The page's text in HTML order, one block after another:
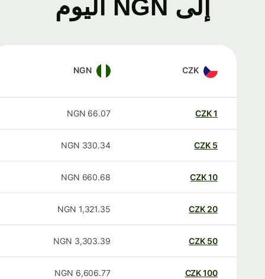
إلى NGN اليوم
CZK
NGN
CZK
66.07
NGN
CZK
330.34
NGN
CZK
660.68
NGN
20
CZK
1,321.35
NGN
50
CZK
3,303.39
NGN
100
CZK
6,606.77
NGN